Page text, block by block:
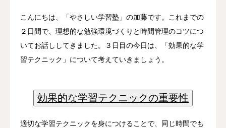
こんにちは、「やさしい学習塾」の加藤です。これまでの
２日間で、理想的な勉強環境づくりと時間管理のコツにつ
いてお話ししてきました。３日目の今日は、「効果的な学
習テクニック」について考えていきましょう。
効果的な学習テクニックの重要性
適切な学習テクニックを身につけることで、同じ時間でも